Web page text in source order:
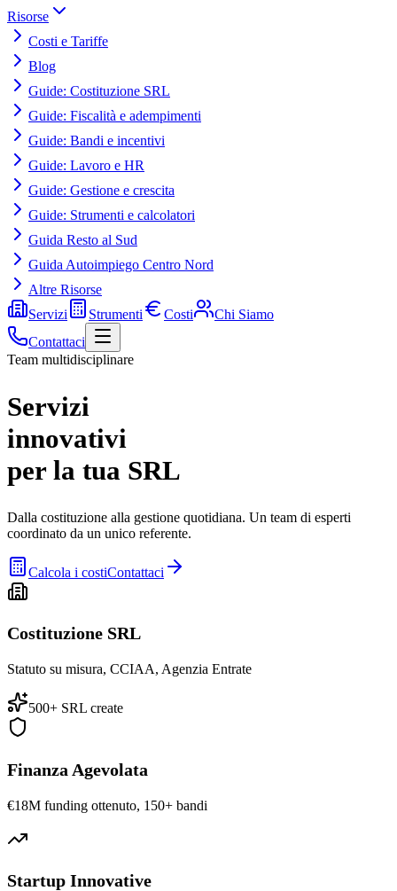
Risorse
Costi e Tariffe
Blog
Guide: Costituzione SRL
Guide: Fiscalità e adempimenti
Guide: Bandi e incentivi
Guide: Lavoro e HR
Guide: Gestione e crescita
Guide: Strumenti e calcolatori
Guida Resto al Sud
Guida Autoimpiego Centro Nord
Altre Risorse
Servizi
Strumenti Costi
Chi Siamo
Contattaci
Team multidisciplinare
Servizi
innovativi
per la tua SRL
Dalla costituzione alla gestione quotidiana. Un team di esperti
coordinato da un unico referente.
Calcola i costiContattaci
Costituzione SRL
Statuto su misura, CCIAA, Agenzia Entrate
500+ SRL create
Finanza Agevolata
€18M funding ottenuto, 150+ bandi
Startup Innovative